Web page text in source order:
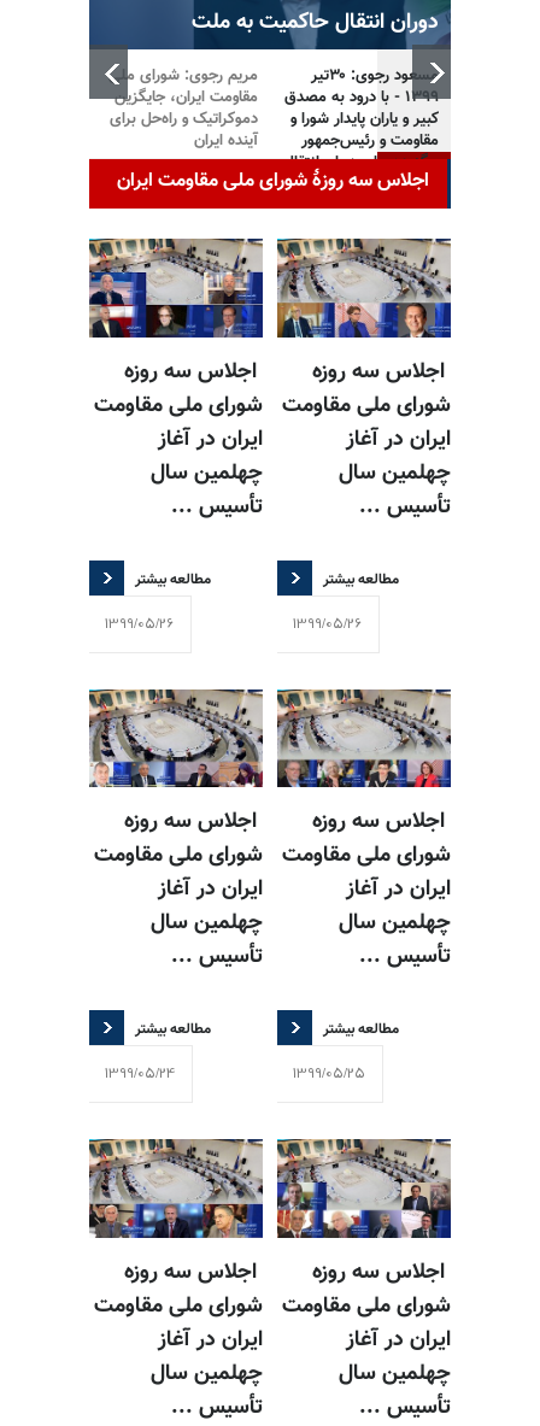
دوران انتقال حاکمیت به ملت
مسعود رجوی: ۳۰تیر
۱۳۹۹ - با درود به مصدق
کبیر و یاران پایدار شورا و
مقاومت و رئیس‌جمهور
برگزیده برای دوران انتقال
حاکمیت به ملت
مریم رجوی: شورای ملی
مقاومت ایران، جایگزین
دموکراتیک و راه‌حل برای
آینده ایران
اجلاس سه روزهٔ شورای ملی مقاومت ایران
اجلاس سه روزه
شورای ملی مقاومت
ایران در آغاز
چهلمین سال
تأسیس ...
مطالعه بیشتر
1399/05/26
اجلاس سه روزه
شورای ملی مقاومت
ایران در آغاز
چهلمین سال
تأسیس ...
مطالعه بیشتر
1399/05/26
اجلاس سه روزه
شورای ملی مقاومت
ایران در آغاز
چهلمین سال
تأسیس ...
مطالعه بیشتر
1399/05/25
اجلاس سه روزه
شورای ملی مقاومت
ایران در آغاز
چهلمین سال
تأسیس ...
مطالعه بیشتر
1399/05/24
اجلاس سه روزه
شورای ملی مقاومت
ایران در آغاز
چهلمین سال
تأسیس ...
اجلاس سه روزه
شورای ملی مقاومت
ایران در آغاز
چهلمین سال
تأسیس ...